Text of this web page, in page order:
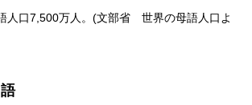
人口7,500万人。(文部省 世界の母語人口よ